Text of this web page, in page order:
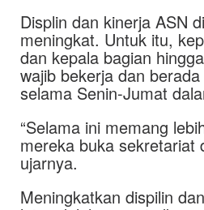
Displin dan kinerja ASN
meningkat. Untuk itu,
dan kepala bagian
wajib bekerja dan
selama Senin-Jumat
“Selama ini memang
mereka buka sekretariat
ujarnya.
Meningkatkan dispilin